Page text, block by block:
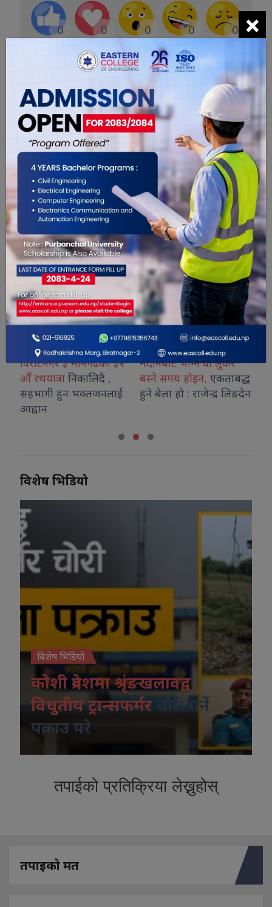
0 0 0 0 0
0
सम्बंधित खबरहरु
विराटनगर ३ मानगढको ३२
औँ रथयात्रा निकालिदै ,
सहभागी हुन भक्तजनलाई
आह्वान
मैदानबाट भाग्ने वा लुकेर
बस्ने समय होइन, एकताबद्ध
हुने बेला हो : राजेन्द्र लिङदेन
विशेष भिडियो
विशेष भिडियो
कोशी प्रदेशमा श्रृंङखलावद्व
विधुतीय ट्रान्सफर्मर
चोरी गर्ने
पक्राउ परे
तपाईको प्रतिक्रिया लेख्नुहोस्
तपाइको मत
×